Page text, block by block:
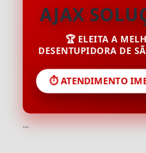
AJAX
🏆 ELEITA A
DESENTUPIDORA DE
⏱️ ATENDIMENTO
```